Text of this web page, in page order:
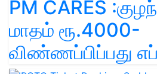
PM CARES
மாதம் ரூ.4000-
விண்ணப்பிப்பது